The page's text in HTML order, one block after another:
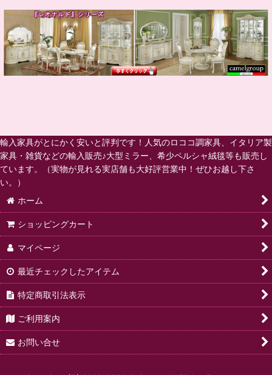
輸入家具がとにかく安いと評判です！人気のロココ調家具、イタリア製
家具・雑貨などの輸入販売♪大型ミラー、希少ペルシャ絨毯等も販売し
ています。（実物が見れる実店舗も大好評営業中！ぜひお越し下さ
い。）
ホーム
ショッピングカート
マイページ
最近チェックしたアイテム
特定商取引法表示
ご利用案内
お問い合せ